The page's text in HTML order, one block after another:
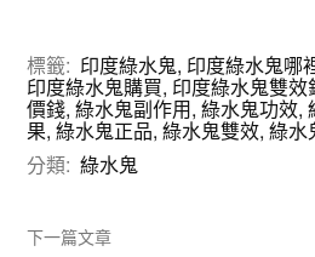
標籤: 印度綠水鬼, 印度綠水鬼哪
印度綠水鬼購買, 印度綠水鬼雙效
價錢,綠水鬼副作用,綠水鬼功效,
果,綠水鬼正品,綠水鬼雙效,綠水
分類: 綠水鬼
下一篇文章